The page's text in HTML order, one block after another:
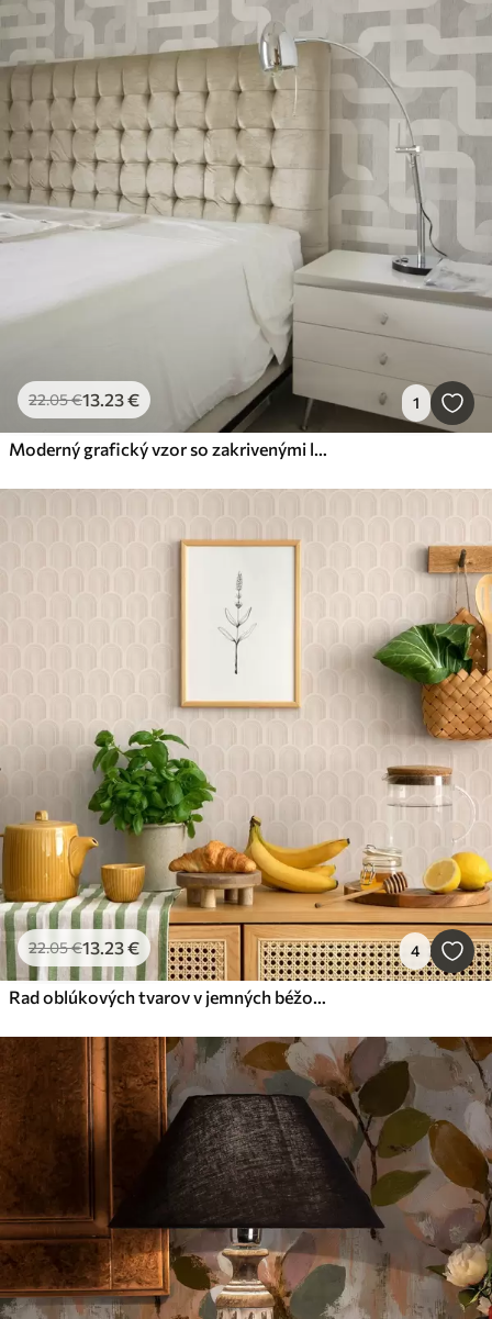
22.05€13.23€ 1
Moderný grafický vzor so zakrivenými líniami
22.05€13.23€ 4
Rad oblúkových tvarov v jemných béžových pruhoch, retro štýl